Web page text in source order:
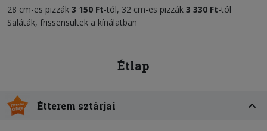
28 cm-es pizzák 3 150 Ft-tól, 32 cm-es pizzák 3 330 Ft-tól
Saláták, frissensültek a kínálatban
Étlap
Étterem sztárjai